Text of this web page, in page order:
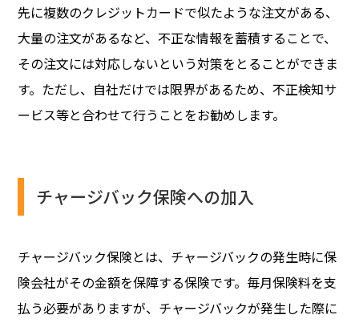
先に複数のクレジットカードで似たような注文がある、
大量の注文があるなど、不正な情報を蓄積することで、
その注文には対応しないという対策をとることができま
す。ただし、自社だけでは限界があるため、不正検知サ
ービス等と合わせて行うことをお勧めします。
チャージバック保険への加入
チャージバック保険とは、チャージバックの発生時に保
険会社がその金額を保障する保険です。毎月保険料を支
払う必要がありますが、チャージバックが発生した際に